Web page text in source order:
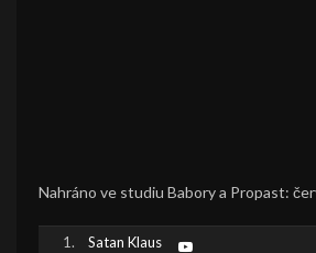
Nahráno ve studiu Babory a Propast:
Satan Klaus